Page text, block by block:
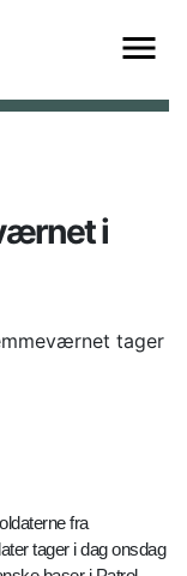
i
tager
fra
tager i dag onsdag